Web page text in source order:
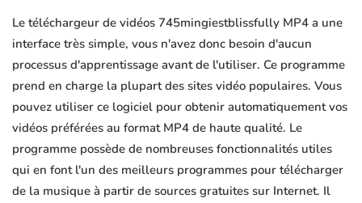
Le téléchargeur de vidéos 745mingiestblissfully MP4 a une
interface très simple, vous n'avez donc besoin d'aucun
processus d'apprentissage avant de l'utiliser. Ce programme
prend en charge la plupart des sites vidéo populaires. Vous
pouvez utiliser ce logiciel pour obtenir automatiquement vos
vidéos préférées au format MP4 de haute qualité. Le
programme possède de nombreuses fonctionnalités utiles
qui en font l'un des meilleurs programmes pour télécharger
de la musique à partir de sources gratuites sur Internet. Il